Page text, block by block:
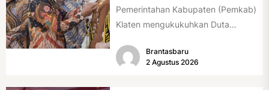
Pemerintahan Kabupaten (Pemkab)
Klaten mengukukuhkan Duta
pelajar dan pemuda. Pengukuhan
tersebut digelar...
Brantasbaru
2 Agustus 2026